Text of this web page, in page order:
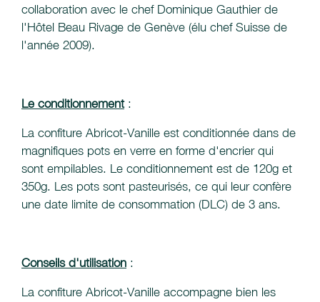
collaboration avec le chef Dominique Gauthier de
l'Hôtel Beau Rivage de Genève (élu chef Suisse de
l'année 2009).
Le conditionnement:
La confiture Abricot-Vanille est conditionnée dans de
magnifiques pots en verre en forme d'encrier qui
sont empilables. Le conditionnement est de 120g et
350g. Les pots sont pasteurisés, ce qui leur confère
une date limite de consommation (DLC) de 3 ans.
Conseils d'utilisation :
La confiture Abricot-Vanille accompagne bien les